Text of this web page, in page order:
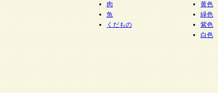
肉
魚
くだもの
黄色
緑色
紫色
白色